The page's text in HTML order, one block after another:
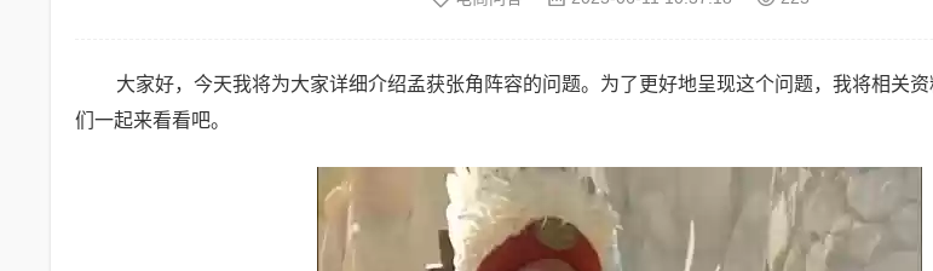
大家好，今天我将为大家详细介绍孟获张角阵容的问题。为了更好地呈现这个问题，我将相关
们一起来看看吧。